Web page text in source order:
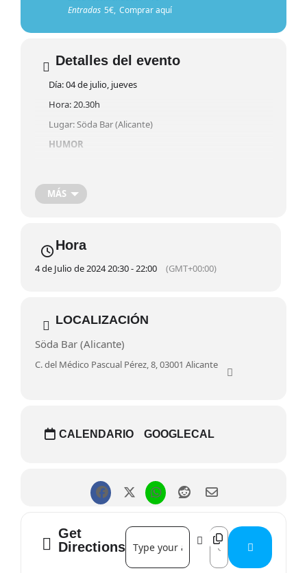
Entradas 5€, Comprar aquí
Detalles del evento
Día: 04 de julio, jueves
Hora: 20.30h
Lugar: Söda Bar (Alicante)
HUMOR
Noche de humor presentada por Lionel Mandrake. DE
BROCHA GORDA es un open mic de comedia
MÁS
Hora
4 de Julio de 2024 20:30 - 22:00 (GMT+00:00)
LOCALIZACIÓN
Söda Bar (Alicante)
C. del Médico Pascual Pérez, 8, 03001 Alicante
CALENDARIO GOOGLECAL
Get
Directions
Address - de brocha gorda []
Destination